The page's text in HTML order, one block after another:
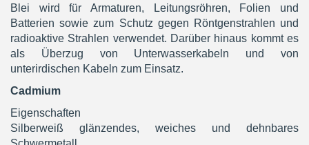
Blei wird für Armaturen, Leitungsröhren, Folien und
Batterien sowie zum Schutz gegen Röntgenstrahlen und
radioaktive Strahlen verwendet. Darüber hinaus kommt es
als Überzug von Unterwasserkabeln und von
unterirdischen Kabeln zum Einsatz.
Cadmium
Eigenschaften
Silberweiß glänzendes, weiches und dehnbares